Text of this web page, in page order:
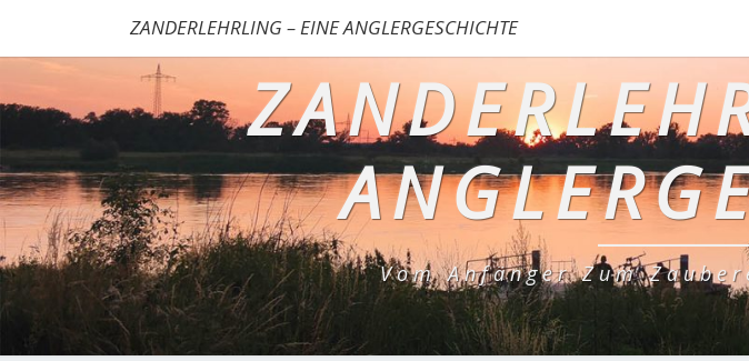
ZANDERLEHRLING – EINE ANGLERGESCHICHTE
Vom Anfänger Zum